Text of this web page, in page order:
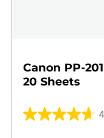
Canon PP-
20 Sheets
4.6